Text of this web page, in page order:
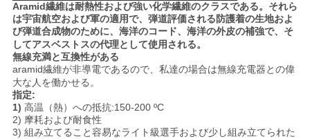
NEWS
地
図
Aramid繊維は耐熱性および強い化学繊維のクラスである。それら
は宇宙航空および軍の適用で、弾道評価される防護着の生地およ
び弾道合成物のために、海洋のコード、海洋の外皮の補強で、そ
してアスベストスの代理として使用される。
無線充満と互換性がある
aramid繊維が非導電であるので、私達の場合は無線充電器との偉
大な人を働かせる。
指定:
1) 高温（熱）への抵抗:150-200 ºC
2) 摩耗および耐食性
3) 組み立てること容易なライト級選手および少し組み立てられた